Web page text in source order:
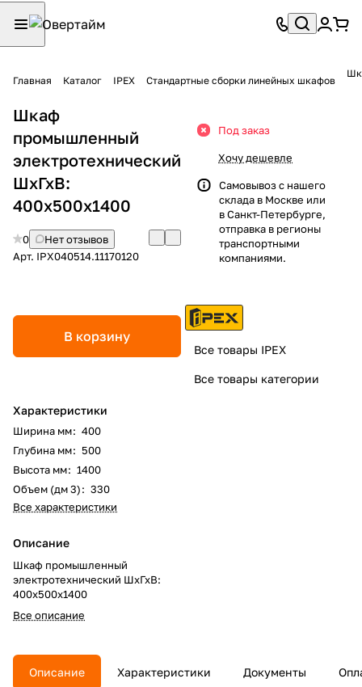
Главная Каталог IPEX Стандартные сборки линейных шкафов
Шкаф
промышленный
электротехнический
ШхГхВ:
400х500х1400
0
Нет отзывов
Арт. IPX040514.11170120
В корзину
Характеристики
Ширина мм: 400
Глубина мм: 500
Высота мм: 1400
Объем (дм 3): 330
Все характеристики
Описание
Шкаф промышленный
электротехнический ШхГхВ:
400х500х1400
Все описание
Под заказ
Хочу дешевле
Самовывоз с нашего
склада в Москве или
в Санкт-Петербурге,
отправка в регионы
транспортными
компаниями.
Все товары IPEX
Все товары категории
Описание Характеристики Документы